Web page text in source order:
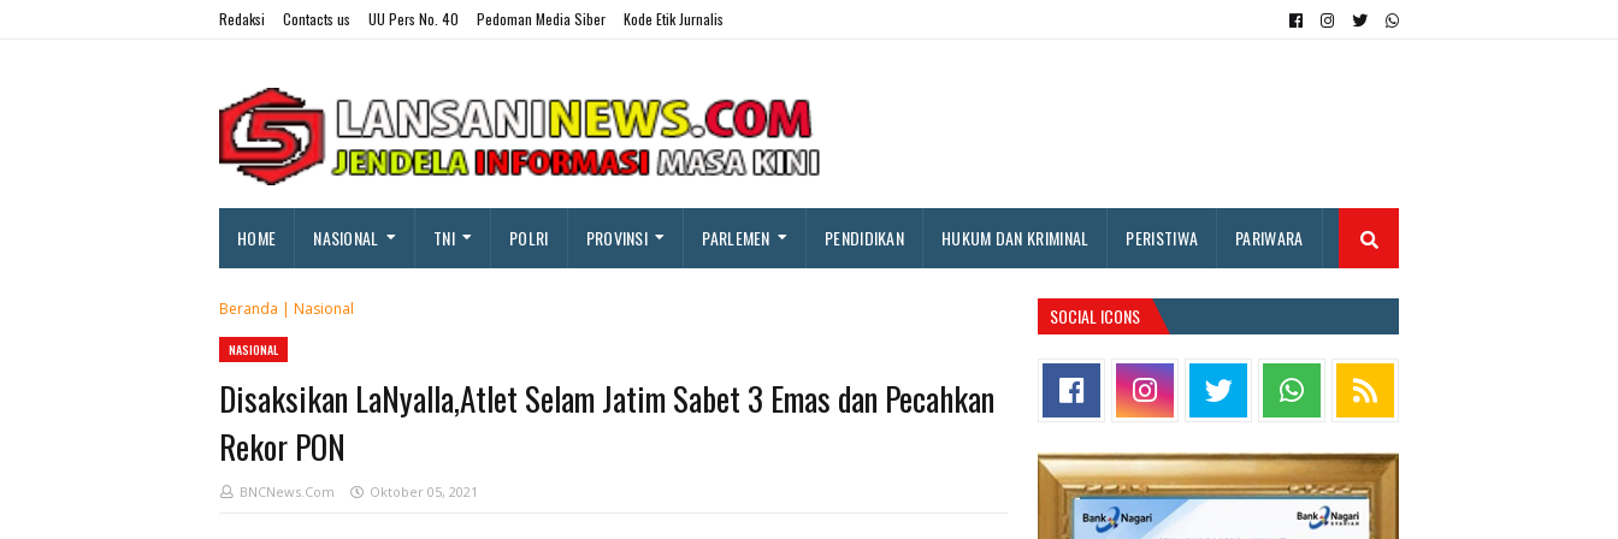
Redaksi Contacts us UU Pers No. 40 Pedoman Media Siber Kode Etik Jurnalis
HOME NASIONAL TNI POLRI PROVINSI PARLEMEN PENDIDIKAN HUKUM DAN KRIMINAL PERISTIWA PARIWARA
Beranda | Nasional
NASIONAL
Disaksikan LaNyalla,Atlet Selam Jatim Sabet 3 Emas dan Pecahkan
Rekor PON
BNCNews.Com Oktober 05, 2021
SOCIAL ICONS